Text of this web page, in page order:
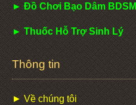
► Đồ Chơi Bạo Dâm BDSM
► Thuốc Hỗ Trợ Sinh Lý
Thông tin
► Về chúng tôi